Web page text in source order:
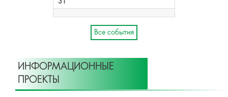
31
Все события
ИНФОРМАЦИОННЫЕ
ПРОЕКТЫ